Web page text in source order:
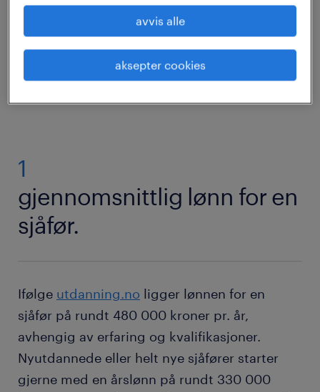
trenger for å lykkes som sjåfør.
finn din neste jobb
1
gjennomsnittlig lønn for en
sjåfør.
Ifølge utdanning.no ligger lønnen for en
sjåfør på rundt 480 000 kroner pr. år,
avhengig av erfaring og kvalifikasjoner.
Nyutdannede eller helt nye sjåfører starter
gjerne med en årslønn på rundt 330 000
avvis alle
aksepter cookies